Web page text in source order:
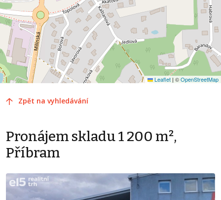
Leaflet | ©OpenStreetMap
Zpět na vyhledávání
Pronájem skladu 1 200 m²,
Příbram